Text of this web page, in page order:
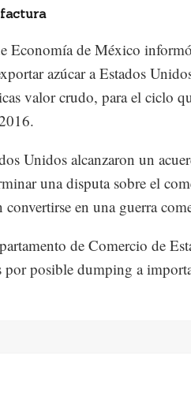
Economía de México
azúcar a Estados
valor crudo, para el ciclo
Unidos alcanzaron un
una disputa sobre el
convertirse en una guerra
de Comercio de
por posible dumping a